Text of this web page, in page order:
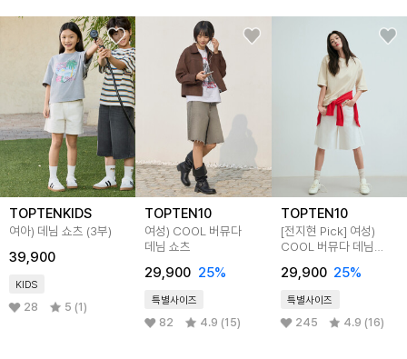
TOPTENKIDS
여아) 데님 쇼츠 (3부)
39,900
KIDS
28 5 (1)
TOPTEN10
여성) COOL 버뮤다
데님 쇼츠
29,900 25%
특별사이즈
82 4.9 (15)
TOPTEN10
[전지현 Pick] 여성)
COOL 버뮤다 데님
29,900 25%
특별사이즈
245 4.9 (16)